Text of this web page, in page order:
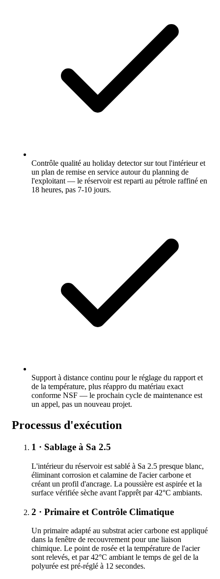
Contrôle qualité au holiday detector sur tout l'intérieur et
un plan de remise en service autour du planning de
l'exploitant — le réservoir est reparti au pétrole raffiné en
18 heures, pas 7-10 jours.
Support à distance continu pour le réglage du rapport et
de la température, plus réappro du matériau exact
conforme NSF — le prochain cycle de maintenance est
un appel, pas un nouveau projet.
Processus d'exécution
1 · Sablage à Sa 2.5
L'intérieur du réservoir est sablé à Sa 2.5 presque blanc,
éliminant corrosion et calamine de l'acier carbone et
créant un profil d'ancrage. La poussière est aspirée et la
surface vérifiée sèche avant l'apprêt par 42°C ambiants.
2 · Primaire et Contrôle Climatique
Un primaire adapté au substrat acier carbone est appliqué
dans la fenêtre de recouvrement pour une liaison
chimique. Le point de rosée et la température de l'acier
sont relevés, et par 42°C ambiant le temps de gel de la
polyurée est pré-réglé à 12 secondes.